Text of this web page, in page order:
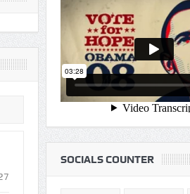
SOCIALS COUNTER